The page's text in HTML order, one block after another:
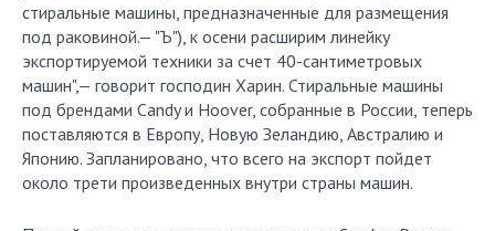
стиральные машины, предназначенные для размещения
под раковиной.— "Ъ"), к осени расширим линейку
экспортируемой техники за счет 40-сантиметровых
машин",— говорит господин Харин. Стиральные машины
под брендами Candy и Hoover, собранные в России, теперь
поставляются в Европу, Новую Зеландию, Австралию и
Японию. Запланировано, что всего на экспорт пойдет
около трети произведенных внутри страны машин.